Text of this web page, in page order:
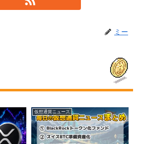
ミー
仮想通貨ニュース